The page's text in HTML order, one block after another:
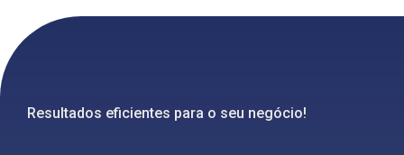
Resultados eficientes para o seu negócio!